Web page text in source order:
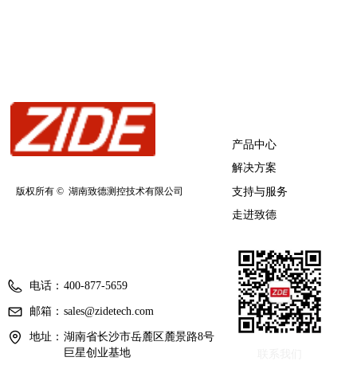
版权所有 © 湖南致德测控技术有限公司
产品中心
解决方案
支持与服务
走进致德
电话： 400-877-5659
邮箱： sales@zidetech.com
地址： 湖南省长沙市岳麓区麓景路8号
巨星创业基地